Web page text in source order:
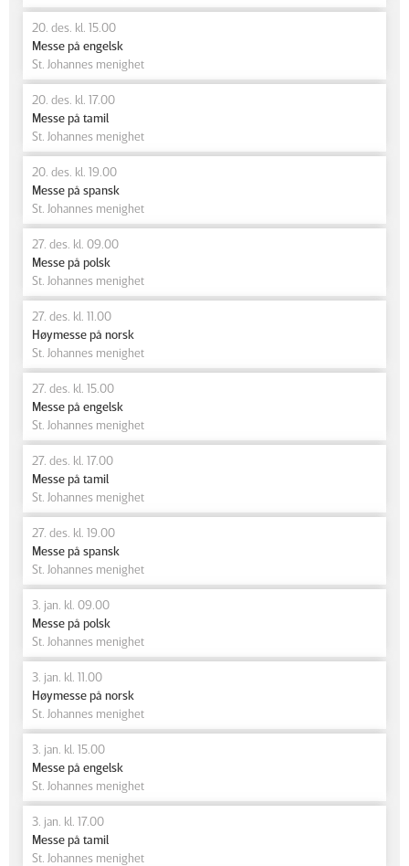
20. des. kl. 15.00
Messe på engelsk
St. Johannes menighet
20. des. kl. 17.00
Messe på tamil
St. Johannes menighet
20. des. kl. 19.00
Messe på spansk
St. Johannes menighet
27. des. kl. 09.00
Messe på polsk
St. Johannes menighet
27. des. kl. 11.00
Høymesse på norsk
St. Johannes menighet
27. des. kl. 15.00
Messe på engelsk
St. Johannes menighet
27. des. kl. 17.00
Messe på tamil
St. Johannes menighet
27. des. kl. 19.00
Messe på spansk
St. Johannes menighet
3. jan. kl. 09.00
Messe på polsk
St. Johannes menighet
3. jan. kl. 11.00
Høymesse på norsk
St. Johannes menighet
3. jan. kl. 15.00
Messe på engelsk
St. Johannes menighet
3. jan. kl. 17.00
Messe på tamil
St. Johannes menighet